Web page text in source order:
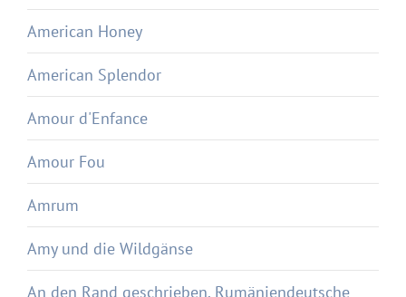
American Honey
American Splendor
Amour d'Enfance
Amour Fou
Amrum
Amy und die Wildgänse
An den Rand geschrieben. Rumäniendeutsche